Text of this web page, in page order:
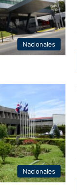
Nacionales
Nacionales